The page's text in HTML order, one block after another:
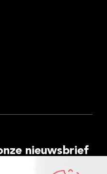
nieuwsbrief